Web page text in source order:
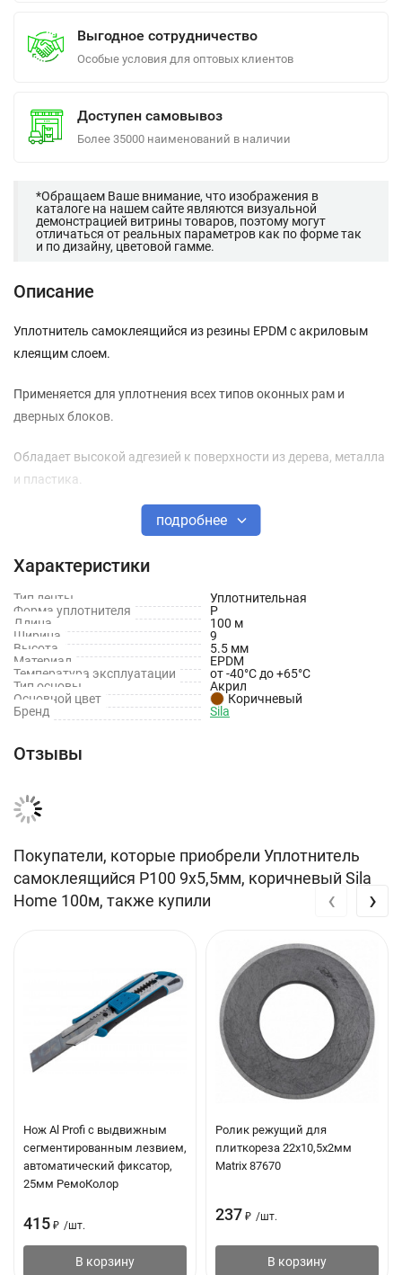
Выгодное сотрудничество
Особые условия для оптовых клиентов
Доступен самовывоз
Более 35000 наименований в наличии
*Обращаем Ваше внимание, что изображения в
каталоге на нашем сайте являются визуальной
демонстрацией витрины товаров, поэтому могут
отличаться от реальных параметров как по форме так
и по дизайну, цветовой гамме.
Описание
Уплотнитель самоклеящийся из резины EPDM с акриловым
клеящим слоем.
Применяется для уплотнения всех типов оконных рам и
дверных блоков.
Обладает высокой адгезией к поверхности из дерева, металла
и пластика.
Устойчив к ветру и погодным условиям
Обладает высокой звуко- и теплоизоляцией
Устойчив к агрессивным воздействиям окружающей
среды и УФ-излучению
Быстро восстанавливает первоначальную форму
Длительный срок службы
Общие характеристики
Температура эксплуатации: от -40°C до +65°C
Температура применения: от +10°C
Срок хранения:
24 месяца при температуре от +5°C до
+25°C, максимальной влажности воздуха 70% и отсутствии
непосредственного воздействия солнечных лучей
Разновидности ленты:
Длина намотки, м
Для щелей, мм : 2 - 3.5 / 3 - 5 / 3 - 7
Размер, мм: 9х5.5 / 9х4 / 9х7.4
подробнее
Характеристики
Тип ленты
Уплотнительная
Форма уплотнителя
P
Длина
100 м
Ширина
9
Высота
5.5 мм
Материал
EPDM
Температура эксплуатации
от -40°C до +65°C
Тип основы
Акрил
Основной цвет
Коричневый
Бренд
Sila
Отзывы
Покупатели, которые приобрели Уплотнитель
самоклеящийся Р100 9х5,5мм, коричневый Sila
Home 100м, также купили
Нож Al Profi c выдвижным
сегментированным лезвием,
автоматический фиксатор,
25мм РемоКолор
415 ₽ /шт.
В корзину
Ролик режущий для
плиткореза 22х10,5х2мм
Matrix 87670
237 ₽ /шт.
В корзину
‹ ›